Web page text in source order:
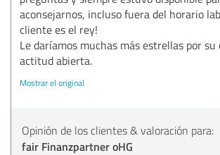
aconsejarnos, incluso fuera del horario
cliente es el rey!
Le daríamos muchas más estrellas por su
actitud abierta.
Mostrar el original
Opinión de los clientes & valoración para:
fair Finanzpartner oHG